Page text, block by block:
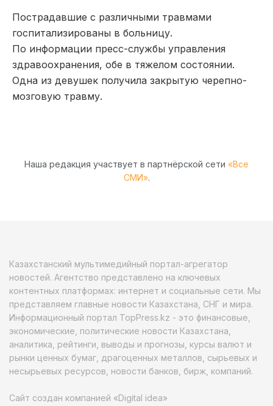
Пострадавшие с различными травмами
госпитализированы в больницу.
По информации пресс-службы управления
здравоохранения, обе в тяжелом состоянии.
Одна из девушек получила закрытую черепно-
мозговую травму.
Наша редакция участвует в партнёрской сети «Все
СМИ».
Казахстанский мультимедийный портал-агрегатор
новостей. Агентство представлено на ключевых
контентных платформах: интернет и социальные сети. Мы
представляем главные новости Казахстана, СНГ и мира.
Информационный портал TopPress.kz - это финансовые,
экономические, политические новости Казахстана,
аналитика, рейтинги, выводы и прогнозы, курсы валют и
рынки ценных бумаг, драгоценных металлов, сырьевых и
несырьевых ресурсов, новости банков, бирж, компаний.
Сайт создан компанией «Digital idea»